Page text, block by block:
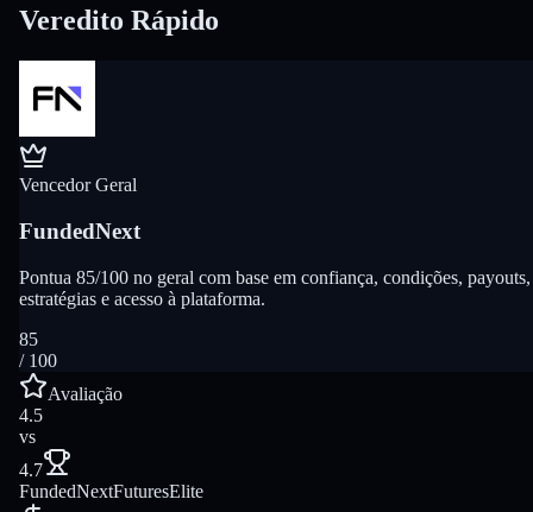
Veredito Rápido
Vencedor Geral
FundedNext
Pontua 85/100 no geral com base em confiança, condições, payouts,
estratégias e acesso à plataforma.
85
/ 100
Avaliação
4.5
vs
4.7
FundedNextFuturesElite